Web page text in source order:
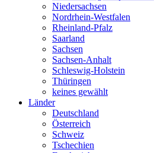
Niedersachsen
Nordrhein-Westfalen
Rheinland-Pfalz
Saarland
Sachsen
Sachsen-Anhalt
Schleswig-Holstein
Thüringen
keines gewählt
Länder
Deutschland
Österreich
Schweiz
Tschechien